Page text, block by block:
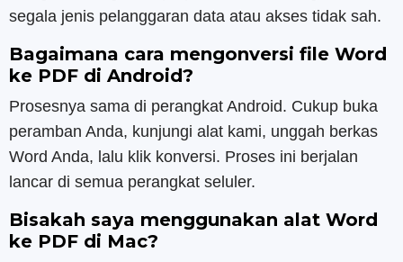
segala jenis pelanggaran data atau akses tidak sah.
Bagaimana cara mengonversi file Word
ke PDF di Android?
Prosesnya sama di perangkat Android. Cukup buka
peramban Anda, kunjungi alat kami, unggah berkas
Word Anda, lalu klik konversi. Proses ini berjalan
lancar di semua perangkat seluler.
Bisakah saya menggunakan alat Word
ke PDF di Mac?